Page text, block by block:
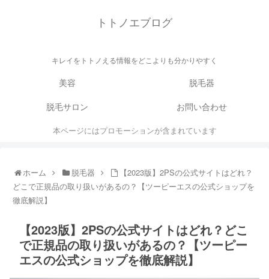
トトノエブログ
キレイをトトノえる情報をどこよりも分かりやすく
美容
脱毛器
脱毛サロン
お問い合わせ
本ページにはプロモーションが含まれています
ホーム 脱毛器
【2023版】2PSの公式サイトはどれ？
どこで正規品の取り扱いがあるの？【ツーピーエスの公式ショップを
徹底解説】
【2023版】2PSの公式サイトはどれ？どこ
で正規品の取り扱いがあるの？【ツーピー
エスの公式ショップを徹底解説】